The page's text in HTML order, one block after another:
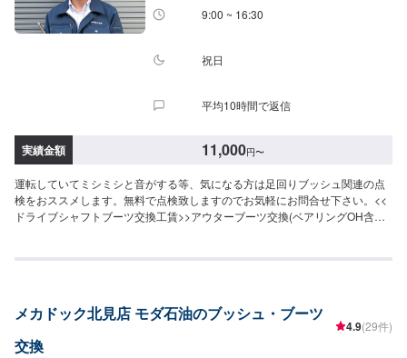
9:00 ~ 16:30
祝日
平均10時間で返信
実績金額 11,000円〜
運転していてミシミシと音がする等、気になる方は足回りブッシュ関連の点
検をおススメします。無料で点検致しますのでお気軽にお問合せ下さい。<<
ドライブシャフトブーツ交換工賃>>アウターブーツ交換(ベアリングOH含
メカドック北見店 モダ石油のブッシュ・ブーツ
交換
4.9(29件)